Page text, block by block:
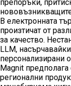
препоръки,
В електронната
произтичат от
за качество.
LLM,
персонализирани
Magnit
регионални